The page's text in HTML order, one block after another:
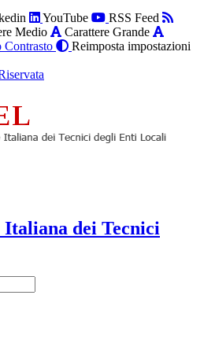
YouTube
RSS Feed
Medio
Carattere Grande
Contrasto
Reimposta impostazioni
Italiana dei Tecnici